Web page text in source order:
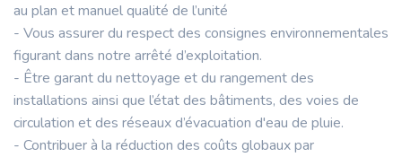
au plan et manuel qualité de l’unité
- Vous assurer du respect des consignes environnementales
figurant dans notre arrêté d’exploitation.
- Être garant du nettoyage et du rangement des
installations ainsi que l’état des bâtiments, des voies de
circulation et des réseaux d’évacuation d'eau de pluie.
- Contribuer à la réduction des coûts globaux par